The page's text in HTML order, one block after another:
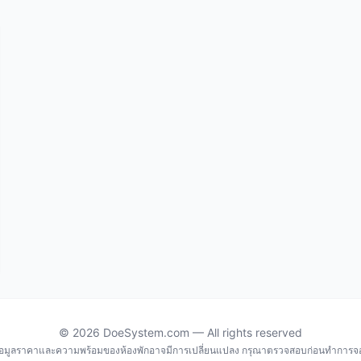
© 2026 DoeSystem.com — All rights reserved
มูลราคาและความพร้อมของห้องพักอาจมีการเปลี่ยนแปลง กรุณาตรวจสอบก่อนทำการจ